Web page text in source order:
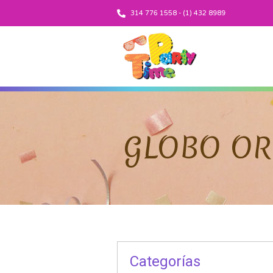
314 776 1558 - (1) 432 8989
GLOBO
Categorías